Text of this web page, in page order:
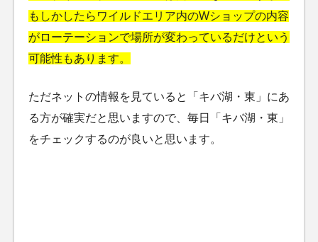
もしかしたらワイルドエリア内のWショップの内容
がローテーションで場所が変わっているだけという
可能性もあります。
ただネットの情報を見ていると「キバ湖・東」にあ
る方が確実だと思いますので、毎日「キバ湖・東」
をチェックするのが良いと思います。